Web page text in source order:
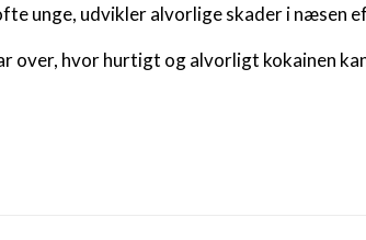
unge, udvikler alvorlige skader i næsen
over, hvor hurtigt og alvorligt kokainen